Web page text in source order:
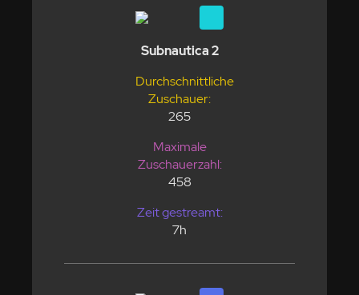
Subnautica 2
Durchschnittliche
Zuschauer:
265
Maximale
Zuschauerzahl:
458
Zeit gestreamt:
7h